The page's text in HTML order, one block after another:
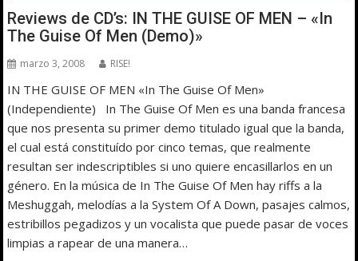
Reviews de CD’s: IN THE GUISE OF MEN – «In
The Guise Of Men (Demo)»
marzo 3, 2008 RISE!
IN THE GUISE OF MEN «In The Guise Of Men»
(Independiente) In The Guise Of Men es una banda francesa
que nos presenta su primer demo titulado igual que la banda,
el cual está constituído por cinco temas, que realmente
resultan ser indescriptibles si uno quiere encasillarlos en un
género. En la música de In The Guise Of Men hay riffs a la
Meshuggah, melodías a la System Of A Down, pasajes calmos,
estribillos pegadizos y un vocalista que puede pasar de voces
limpias a rapear de una manera…